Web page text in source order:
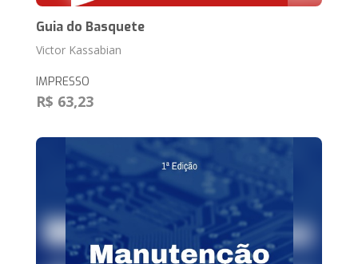
Guia do Basquete
Victor Kassabian
IMPRESSO
R$ 63,23